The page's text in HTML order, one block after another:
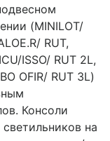
(MINILOT/
RUT,
ISSO/ RUT 2L,
OFIR/ RUT 3L)
Консоли
на